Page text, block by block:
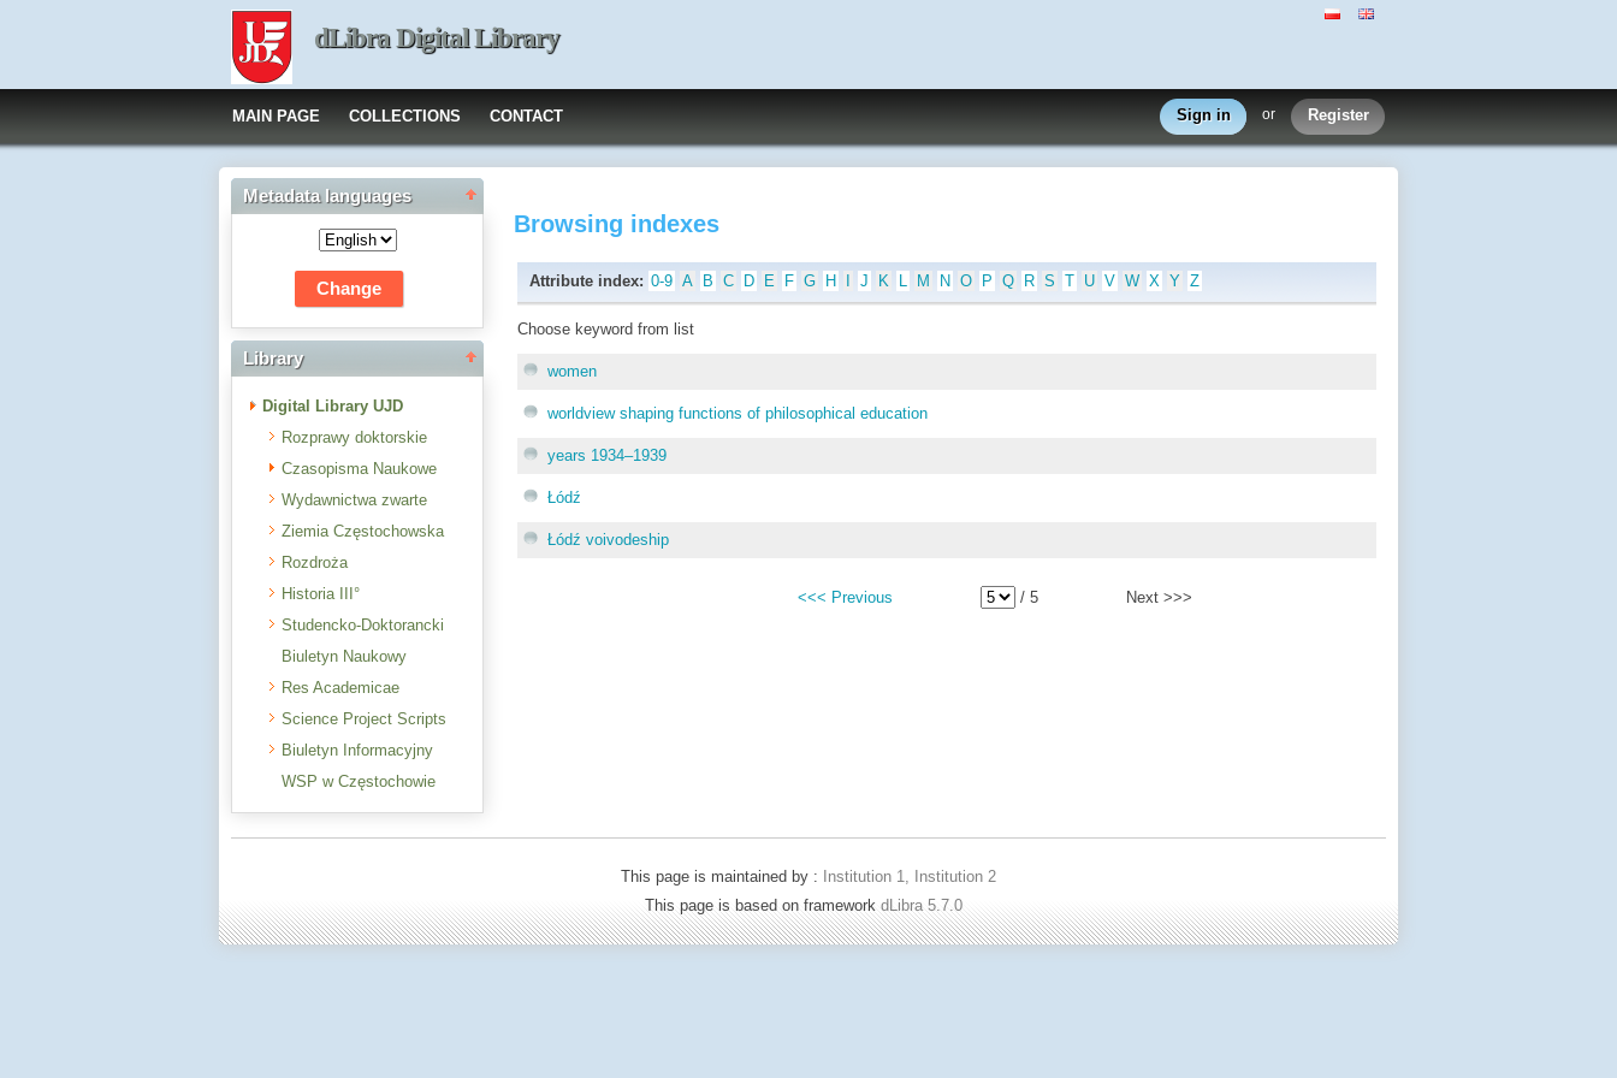
dLibra Digital Library
MAIN PAGE COLLECTIONS CONTACT Sign in or Register
Metadata languages
Library
Digital Library UJD
Rozprawy doktorskie
Czasopisma Naukowe
Wydawnictwa zwarte
Ziemia Częstochowska
Rozdroża
Historia III°
Studencko-Doktorancki
Biuletyn Naukowy
Res Academicae
Science Project Scripts
Biuletyn Informacyjny
WSP w Częstochowie
Browsing indexes
Attribute index: 0-9 A B C D E F G H J K L M N O P Q R S T U V W X Y Z
Choose keyword from list
women
worldview shaping functions of philosophical education
years 1934–1939
Łódź
Łódź voivodeship
<<< Previous / 5 Next >>>
This page is maintained by :
Institution 1, Institution 2
This page is based on framework dLibra 5.7.0